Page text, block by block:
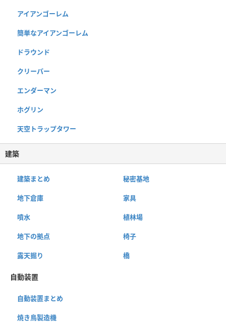
アイアンゴーレム
簡単なアイアンゴーレム
ドラウンド
クリーパー
エンダーマン
ホグリン
天空トラップタワー
建築
建築まとめ 秘密基地
地下倉庫 家具
噴水 植林場
地下の拠点 椅子
露天掘り 橋
自動装置
自動装置まとめ
焼き鳥製造機